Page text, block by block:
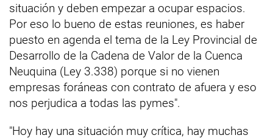
situación y deben empezar a ocupar espacios.
Por eso lo bueno de estas reuniones, es haber
puesto en agenda el tema de la Ley Provincial de
Desarrollo de la Cadena de Valor de la Cuenca
Neuquina (Ley 3.338) porque si no vienen
empresas foráneas con contrato de afuera y eso
nos perjudica a todas las pymes".
"Hoy hay una situación muy crítica, hay muchas